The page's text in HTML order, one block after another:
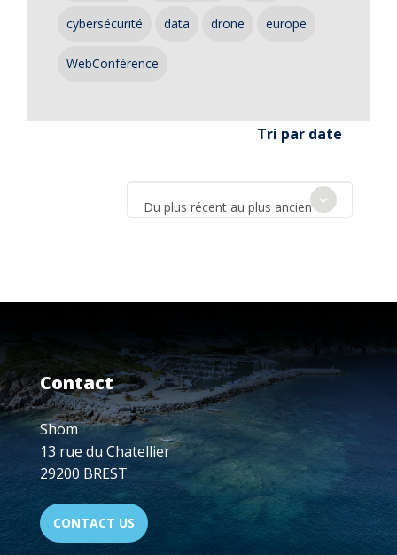
cybersécurité data drone europe
WebConférence
Tri par date
Du plus récent au plus ancien
Contact
Shom
13 rue du Chatellier
29200 BREST
CONTACT US